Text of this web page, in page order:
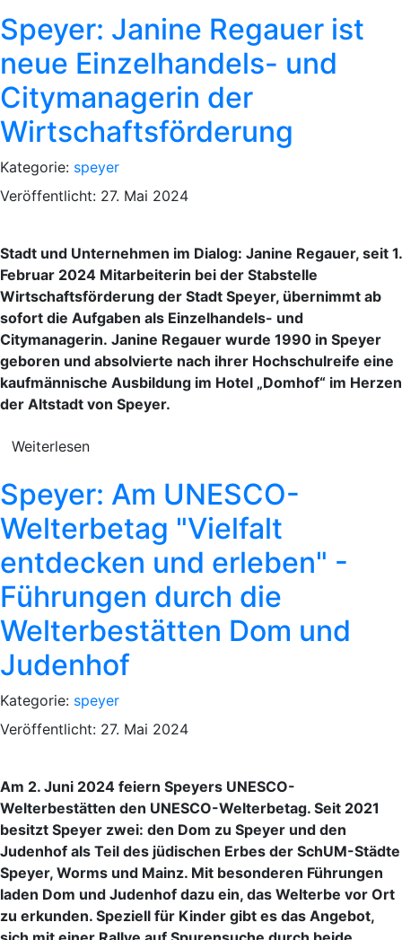
Speyer: Janine Regauer ist
neue Einzelhandels- und
Citymanagerin der
Wirtschaftsförderung
Kategorie: speyer
Veröffentlicht: 27. Mai 2024
Stadt und Unternehmen im Dialog: Janine Regauer, seit 1.
Februar 2024 Mitarbeiterin bei der Stabstelle
Wirtschaftsförderung der Stadt Speyer, übernimmt ab
sofort die Aufgaben als Einzelhandels- und
Citymanagerin. Janine Regauer wurde 1990 in Speyer
geboren und absolvierte nach ihrer Hochschulreife eine
kaufmännische Ausbildung im Hotel „Domhof“ im Herzen
der Altstadt von Speyer.
Weiterlesen
Speyer: Am UNESCO-
Welterbetag "Vielfalt
entdecken und erleben" -
Führungen durch die
Welterbestätten Dom und
Judenhof
Kategorie: speyer
Veröffentlicht: 27. Mai 2024
Am 2. Juni 2024 feiern Speyers UNESCO-
Welterbestätten den UNESCO-Welterbetag. Seit 2021
besitzt Speyer zwei: den Dom zu Speyer und den
Judenhof als Teil des jüdischen Erbes der SchUM-Städte
Speyer, Worms und Mainz. Mit besonderen Führungen
laden Dom und Judenhof dazu ein, das Welterbe vor Ort
zu erkunden. Speziell für Kinder gibt es das Angebot,